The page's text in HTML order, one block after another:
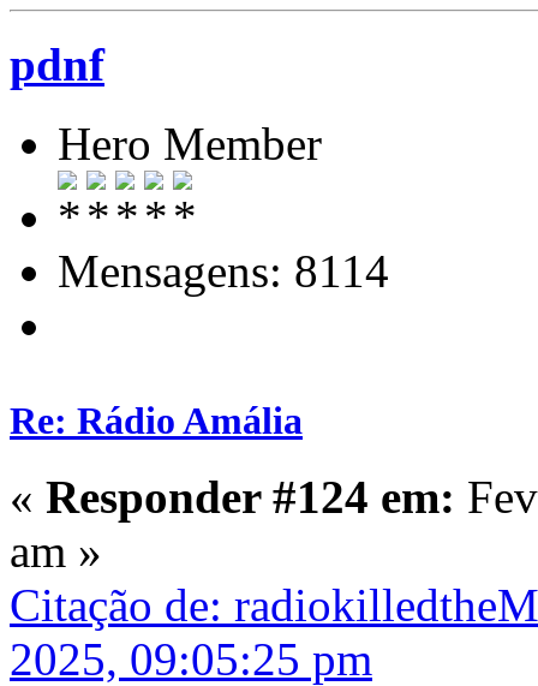
pdnf
Hero Member
Mensagens: 8114
Re: Rádio Amália
« Responder #124 em:
am »
Citação de:
2025, 09:05:25 pm